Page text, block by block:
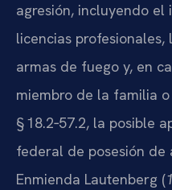
agresión, incluyendo
licencias
armas de fuego y, en
miembro de la familia
§ 18.2‑57.2, la posible
federal de posesión
Enmienda Lautenberg (